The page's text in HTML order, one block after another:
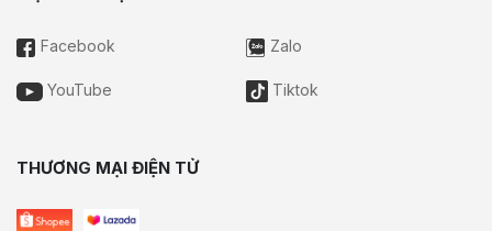
Facebook Zalo
YouTube Tiktok
THƯƠNG MẠI ĐIỆN TỬ